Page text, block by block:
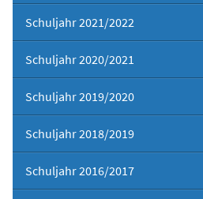
Schuljahr 2021/2022
Schuljahr 2020/2021
Schuljahr 2019/2020
Schuljahr 2018/2019
Schuljahr 2016/2017